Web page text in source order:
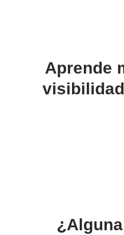
Aprende